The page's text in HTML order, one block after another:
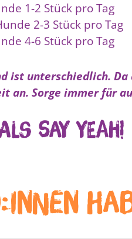
1-2 Stück pro Tag
2-3 Stück pro Tag
4-6 Stück pro Tag
ist unterschiedlich.
an. Sorge immer für
Say Yeah!